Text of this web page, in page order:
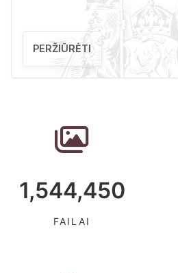
PERŽIŪRĖTI
1,544,450
FAILAI